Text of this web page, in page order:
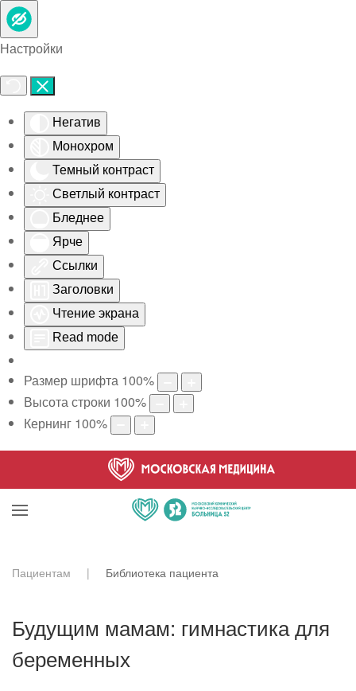
Настройки
Негатив
Монохром
Темный контраст
Светлый контраст
Бледнее
Ярче
Ссылки
Заголовки
Чтение экрана
Read mode
Размер шрифта 100%
Высота строки 100%
Кернинг 100%
Skip to main content
Пациентам Библиотека пациента
Будущим мамам: гимнастика для
беременных